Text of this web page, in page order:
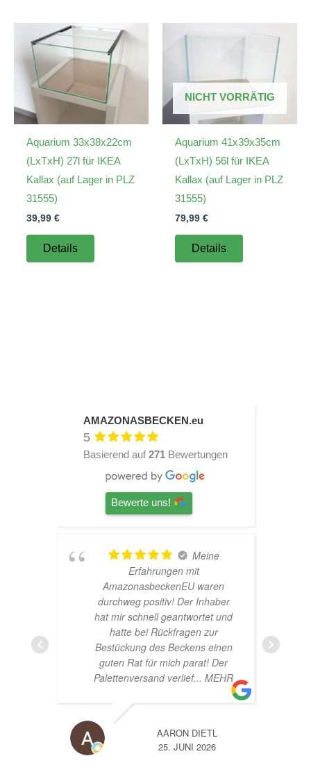
Aquarium 33x38x22cm
(LxTxH) 27l für IKEA
Kallax (auf Lager in PLZ
31555)
39,99 €
Details
NICHT VORRÄTIG
Aquarium 41x39x35cm
(LxTxH) 56l für IKEA
Kallax (auf Lager in PLZ
31555)
79,99 €
Details
AMAZONASBECKEN.eu
5
Basierend auf 271 Bewertungen
Bewerte uns!
einen
Hardscape im Laden und sehr
nette Beratung! Ich bin super
Glücklich mit meinem
Beståbecken
A
14. JUNI 2026